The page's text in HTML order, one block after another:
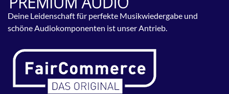
Deine Leidenschaft für perfekte Musikwiedergabe und
schöne Audiokomponenten ist unser Antrieb.